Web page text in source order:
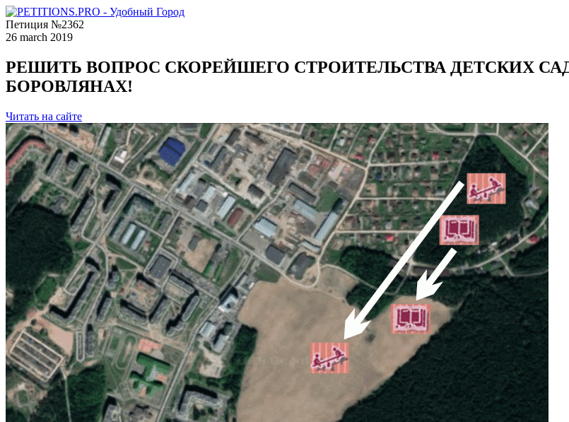
Петиция №2362
26 march 2019
РЕШИТЬ ВОПРОС СКОРЕЙШЕГО СТРОИТЕЛЬСТВА ДЕТСКИХ
БОРОВЛЯНАХ!
Читать на сайте